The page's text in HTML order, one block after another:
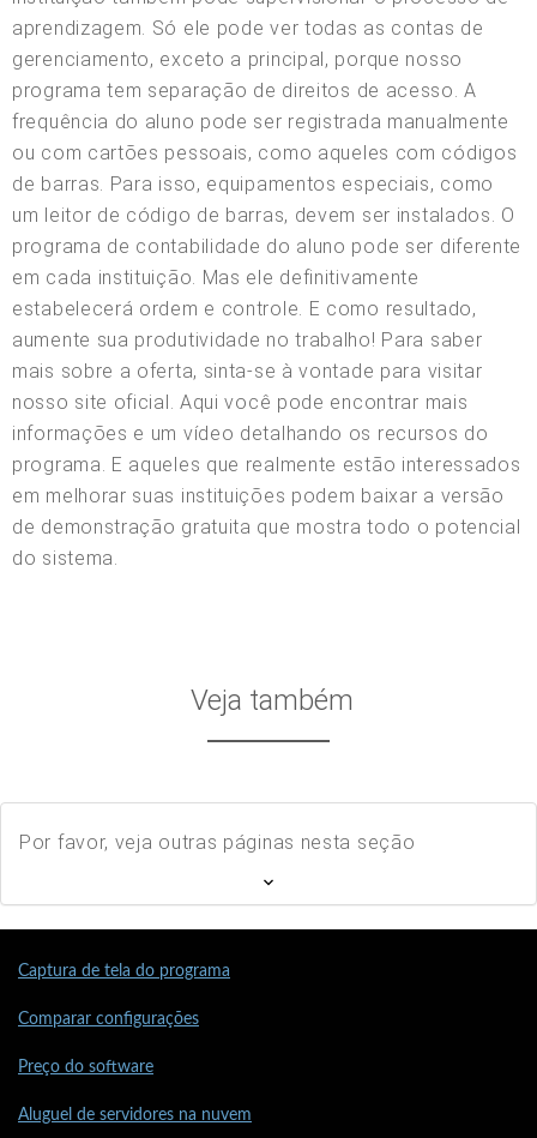
aprendizagem. Só ele pode ver todas as contas de
gerenciamento, exceto a principal, porque nosso
programa tem separação de direitos de acesso. A
frequência do aluno pode ser registrada manualmente
ou com cartões pessoais, como aqueles com códigos
de barras. Para isso, equipamentos especiais, como
um leitor de código de barras, devem ser instalados. O
programa de contabilidade do aluno pode ser diferente
em cada instituição. Mas ele definitivamente
estabelecerá ordem e controle. E como resultado,
aumente sua produtividade no trabalho! Para saber
mais sobre a oferta, sinta-se à vontade para visitar
nosso site oficial. Aqui você pode encontrar mais
informações e um vídeo detalhando os recursos do
programa. E aqueles que realmente estão interessados
em melhorar suas instituições podem baixar a versão
de demonstração gratuita que mostra todo o potencial
do sistema.
Veja também
Por favor, veja outras páginas nesta seção
Captura de tela do programa
Comparar configurações
Preço do software
Aluguel de servidores na nuvem